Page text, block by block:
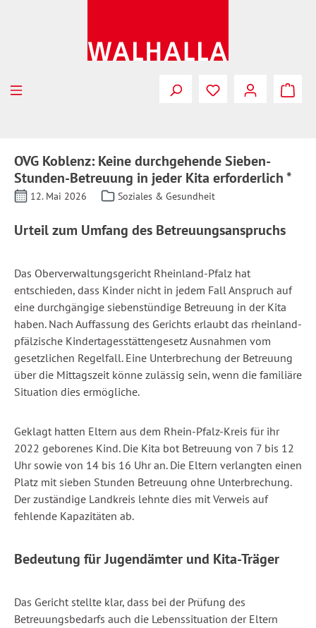
OVG Koblenz: Keine durchgehende Sieben-
Stunden-Betreuung in jeder Kita erforderlich *
12. Mai 2026 Soziales & Gesundheit
Urteil zum Umfang des Betreuungsanspruchs
Das Oberverwaltungsgericht Rheinland-Pfalz hat
entschieden, dass Kinder nicht in jedem Fall Anspruch auf
eine durchgängige siebenstündige Betreuung in der Kita
haben. Nach Auffassung des Gerichts erlaubt das rheinland-
pfälzische Kindertagesstättengesetz Ausnahmen vom
gesetzlichen Regelfall. Eine Unterbrechung der Betreuung
über die Mittagszeit könne zulässig sein, wenn die familiäre
Situation dies ermögliche.
Geklagt hatten Eltern aus dem Rhein-Pfalz-Kreis für ihr
2022 geborenes Kind. Die Kita bot Betreuung von 7 bis 12
Uhr sowie von 14 bis 16 Uhr an. Die Eltern verlangten einen
Platz mit sieben Stunden Betreuung ohne Unterbrechung.
Der zuständige Landkreis lehnte dies mit Verweis auf
fehlende Kapazitäten ab.
Bedeutung für Jugendämter und Kita-Träger
Das Gericht stellte klar, dass bei der Prüfung des
Betreuungsbedarfs auch die Lebenssituation der Eltern